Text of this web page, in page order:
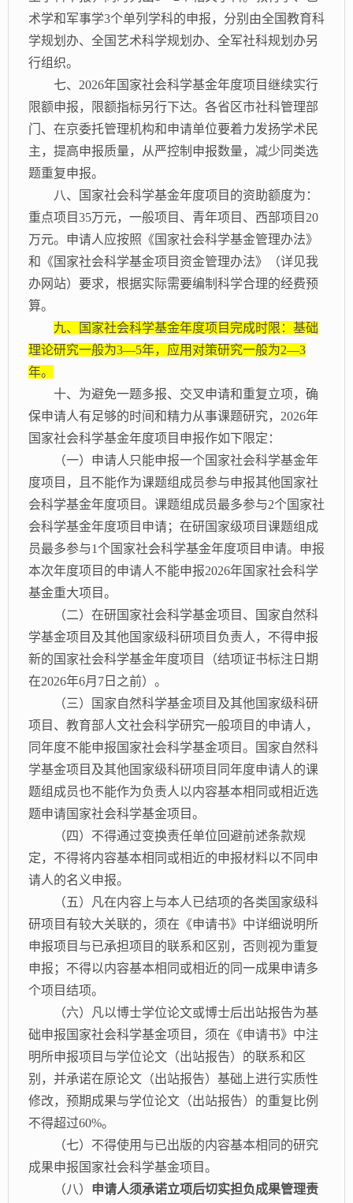
术学和军事学3个单列学科的申报，分别由全国教育科
学规划办、全国艺术科学规划办、全军社科规划办另
行组织。
七、 2026年国家社会科学基金年度项目继续实行
限额申报，限额指标另行下达。各省区市社科管理部
门、在京委托管理机构和申请单位要着力发扬学术民
主，提高申报质量，从严控制申报数量，减少同类选
题重复申报。
八、国家社会科学基金年度项目的资助额度为：
重点项目35万元，一般项目、青年项目、西部项目20
万元。申请人应按照《国家社会科学基金管理办法》
和《国家社会科学基金项目资金管理办法》（详见我
办网站）要求，根据实际需要编制科学合理的经费预
算。
九、国家社会科学基金年度项目完成时限：基础
理论研究一般为3—5年，应用对策研究一般为2—3
年。
十、为避免一题多报、交叉申请和重复立项，确
保申请人有足够的时间和精力从事课题研究， 2026年
国家社会科学基金年度项目申报作如下限定：
（一）申请人只能申报一个国家社会科学基金年
度项目，且不能作为课题组成员参与申报其他国家社
会科学基金年度项目。课题组成员最多参与2个国家社
会科学基金年度项目申请；在研国家级项目课题组成
员最多参与1个国家社会科学基金年度项目申请。申报
本次年度项目的申请人不能申报2026年国家社会科学
基金重大项目。
（二）在研国家社会科学基金项目、国家自然科
学基金项目及其他国家级科研项目负责人，不得申报
新的国家社会科学基金年度项目（结项证书标注日期
在2026年6月7日之前）。
（三）国家自然科学基金项目及其他国家级科研
项目、教育部人文社会科学研究一般项目的申请人，
同年度不能申报国家社会科学基金项目。国家自然科
学基金项目及其他国家级科研项目同年度申请人的课
题组成员也不能作为负责人以内容基本相同或相近选
题申请国家社会科学基金项目。
（四）不得通过变换责任单位回避前述条款规
定，不得将内容基本相同或相近的申报材料以不同申
请人的名义申报。
（五）凡在内容上与本人已结项的各类国家级科
研项目有较大关联的，须在《申请书》中详细说明所
申报项目与已承担项目的联系和区别，否则视为重复
申报；不得以内容基本相同或相近的同一成果申请多
个项目结项。
（六）凡以博士学位论文或博士后出站报告为基
础申报国家社会科学基金项目，须在《申请书》中注
明所申报项目与学位论文（出站报告）的联系和区
别，并承诺在原论文（出站报告）基础上进行实质性
修改，预期成果与学位论文（出站报告）的重复比例
不得超过60%。
（七）不得使用与已出版的内容基本相同的研究
成果申报国家社会科学基金项目。
（八） 申请人须承诺立项后切实担负成果管理责